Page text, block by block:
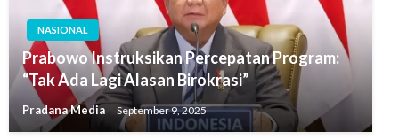
NASIONAL
Prabowo Instruksikan Percepatan Program:
“Tak Ada Lagi Alasan Birokrasi”
Pradana Media September 9, 2025